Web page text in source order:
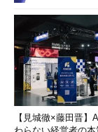
【見城徹×藤田晋】